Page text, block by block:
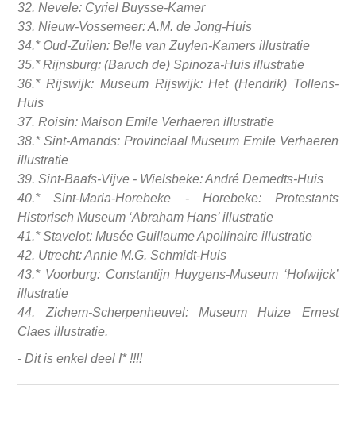
32. Nevele: Cyriel Buysse-Kamer
33. Nieuw-Vossemeer: A.M. de Jong-Huis
34.* Oud-Zuilen: Belle van Zuylen-Kamers illustratie
35.* Rijnsburg: (Baruch de) Spinoza-Huis illustratie
36.* Rijswijk: Museum Rijswijk: Het (Hendrik) Tollens-
Huis
37. Roisin: Maison Emile Verhaeren illustratie
38.* Sint-Amands: Provinciaal Museum Emile Verhaeren
illustratie
39. Sint-Baafs-Vijve - Wielsbeke: André Demedts-Huis
40.* Sint-Maria-Horebeke - Horebeke: Protestants
Historisch Museum ‘Abraham Hans’ illustratie
41.* Stavelot: Musée Guillaume Apollinaire illustratie
42. Utrecht: Annie M.G. Schmidt-Huis
43.* Voorburg: Constantijn Huygens-Museum ‘Hofwijck’
illustratie
44. Zichem-Scherpenheuvel: Museum Huize Ernest
Claes illustratie.
- Dit is enkel deel I*!!!!